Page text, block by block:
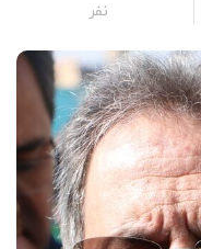
نفر